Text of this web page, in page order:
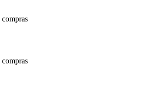
compras
compras